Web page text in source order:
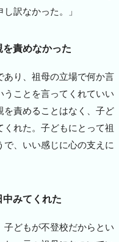
訳なかった。」
責めなかった
あり、祖母の立場で何か言
うことを言ってくれていい
を責めることはなく、子ど
くれた。子どもにとって祖
、いい感じに心の支えに
みてくれた
子どもが不登校だからとい